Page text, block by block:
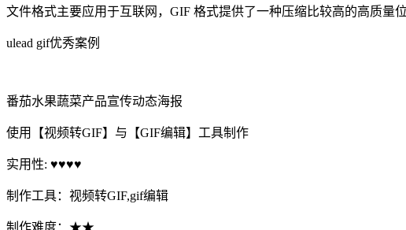
文件格式主要应用于互联网，GIF 格式提供了一种压缩比较高的高质量
ulead gif优秀案例